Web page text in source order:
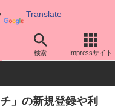
Translate
検索 Impressサイト
アプリ・サービス
」の新規登録や利